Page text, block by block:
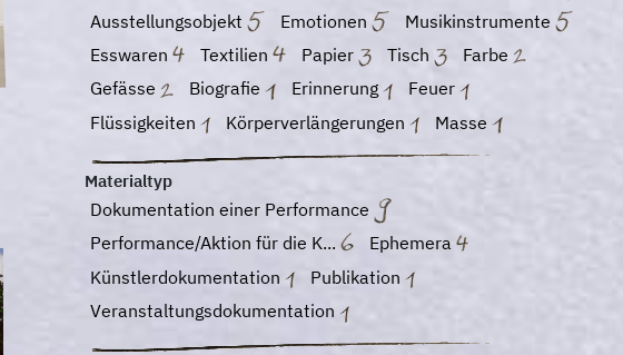
Ausstellungsobjekt
Emotionen
Musikinstrumente
Esswaren
Textilien Papier Tisch
Farbe
Gefässe
Biografie Erinnerung
Feuer
Flüssigkeiten
Körperverlängerungen Masse
Materialtyp
Dokumentation einer Performance
Performance/Aktion für die K...
Ephemera
Künstlerdokumentation
Publikation
Veranstaltungsdokumentation